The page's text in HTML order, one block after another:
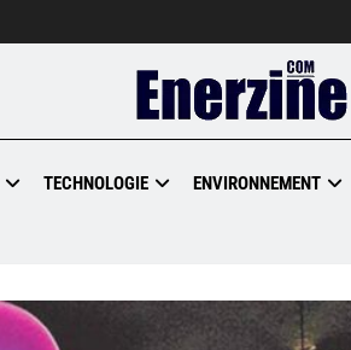
TECHNOLOGIE ENVIRONNEMENT